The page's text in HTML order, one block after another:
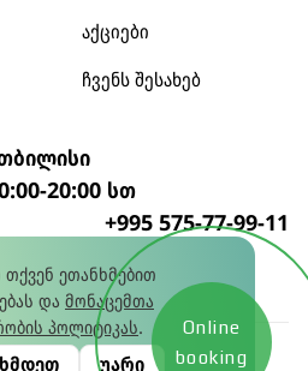
ეთანხმებით
და მონაცემთა
პოლიტიკას.
უარი
აქციები
ჩვენს შესახებ
20:00 სთ
+995 575-77-99-11
პოლიტიკა© 2026
Online
booking